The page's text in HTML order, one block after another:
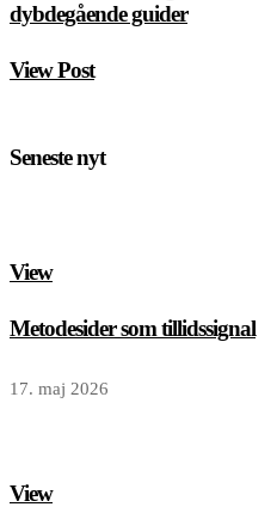
dybdegående guider
View Post
Seneste nyt
View
Metodesider som tillidssignal
17. maj 2026
View